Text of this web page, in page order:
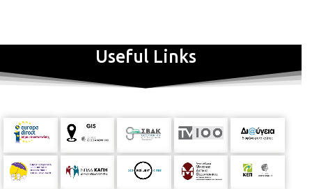
Useful Links